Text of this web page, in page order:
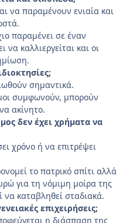
να παραμένουν ενιαία και
παραμένει σε έναν
καλλιεργείται και οι
σημαντικά.
συμφωνούν, μπορούν
ακίνητο.
δεν έχει χρήματα να
χρόνο ή να επιτρέψει
το πατρικό σπίτι αλλά
για τη νόμιμη μοίρα της
καταβληθεί σταδιακά.
επιχειρήσεις;
η διάσπαση της